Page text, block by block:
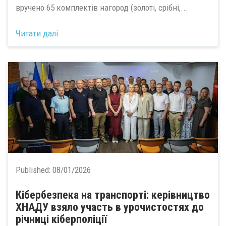
вручено 65 комплектів нагород (золоті, срібні,...
Читати далі
Published: 08/01/2026
Кібербезпека на транспорті: керівництво
ХНАДУ взяло участь в урочистостях до
річниці кіберполіції